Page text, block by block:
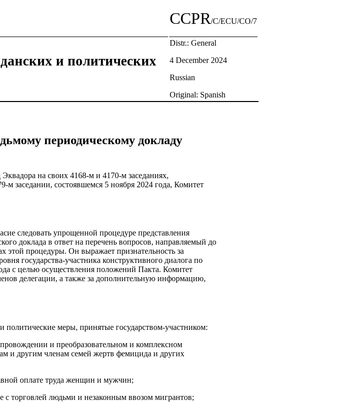
CCPR/C/ECU/CO/7
и политических
Distr.: General
4 December 2024
Russian
Original: Spanish
периодическому докладу
на своих 4168-м и 4170-м заседаниях,
м заседании, состоявшемся 5 ноября 2024 года, Комитет
следовать упрощенной процедуре представления
доклада в ответ на перечень вопросов, направляемый до
этой процедуры. Он выражает признательность за
государства-участника конструктивного диалога по
с целью осуществления положений Пакта. Комитет
делегации, а также за дополнительную информацию,
политические меры, принятые государством-участником:
и преобразовательном и комплексном
и другим членам семей жертв фемицида и других
оплате труда женщин и мужчин;
с торговлей людьми и незаконным ввозом мигрантов;